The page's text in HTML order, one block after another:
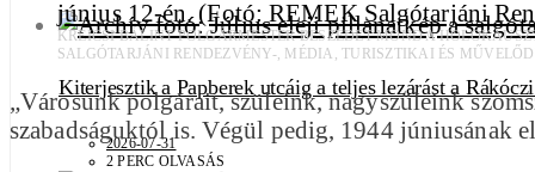
Kiterjesztik a Papberek utcáig a teljes lezárást a
2026-07-31
2 PERC OLVASÁS
KREICSI BÁLINT POLGÁRMESTER BESZÉDET MOND A
SALGÓTARJÁNI RENDEZVÉNY-, MÉDIA, TURISZTIKAI ÉS
„Városunk polgárait, szüleink, nagyszüleink
szabadságuktól is. Végül pedig, 1944 júniusának